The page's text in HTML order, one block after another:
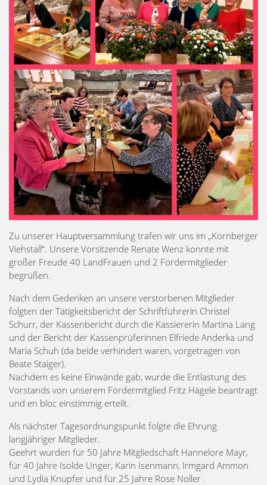
Zu unserer Hauptversammlung trafen wir uns im „Kornberger
Viehstall“. Unsere Vorsitzende Renate Wenz konnte mit
großer Freude 40 LandFrauen und 2 Fördermitglieder
begrüßen.
Nach dem Gedenken an unsere verstorbenen Mitglieder
folgten der Tätigkeitsbericht der Schriftführerin Christel
Schurr, der Kassenbericht durch die Kassiererin Martina Lang
und der Bericht der Kassenprüferinnen Elfriede Anderka und
Maria Schuh (da beide verhindert waren, vorgetragen von
Beate Staiger).
Nachdem es keine Einwände gab, wurde die Entlastung des
Vorstands von unserem Fördermitglied Fritz Hägele beantragt
und en bloc einstimmig erteilt.
Als nächster Tagesordnungspunkt folgte die Ehrung
langjähriger Mitglieder.
Geehrt wurden für 50 Jahre Mitgliedschaft Hannelore Mayr,
für 40 Jahre Isolde Unger, Karin Isenmann, Irmgard Ammon
und Lydia Knupfer und für 25 Jahre Rose Noller .